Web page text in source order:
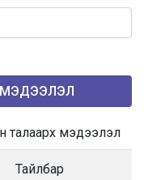
МЭДЭЭЛЭЛ
талаарх мэдээлэл
Тайлбар